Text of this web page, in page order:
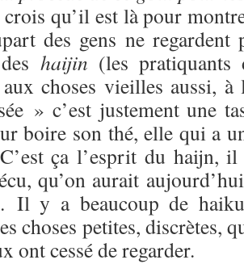
qu’il est là pour
des gens ne
haijin (les
aux choses vieilles aussi,
» c’est justement une
boire son thé, elle qui a
ça l’esprit du haijn, il
qu’on aurait
Il y a beaucoup de
choses petites, discrètes,
ont cessé de regarder.